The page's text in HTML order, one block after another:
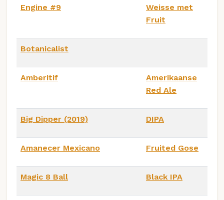
Engine #9
Weisse met
Fruit
Botanicalist
Amberitif
Amerikaanse
Red Ale
Big Dipper (2019) DIPA
Amanecer Mexicano Fruited Gose
Magic 8 Ball Black IPA